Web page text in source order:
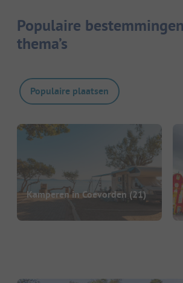
Populaire
thema’s
Populaire plaatsen
Kamperen in Coevorden (21)